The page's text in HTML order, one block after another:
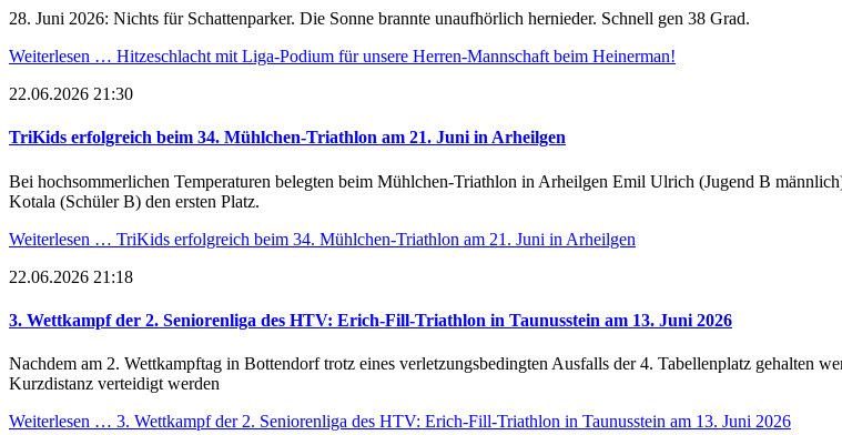
28. Juni 2026: Nichts für Schattenparker. Die Sonne brannte unaufhörlich hernieder. Schnell gen 38 Grad.
Weiterlesen … Hitzeschlacht mit Liga-Podium für unsere Herren-Mannschaft beim Heinerman!
22.06.2026 21:30
TriKids erfolgreich beim 34. Mühlchen-Triathlon am 21. Juni in Arheilgen
Bei hochsommerlichen Temperaturen belegten beim Mühlchen-Triathlon in Arheilgen Emil Ulrich (Jugend B
Kotala (Schüler B) den ersten Platz.
Weiterlesen … TriKids erfolgreich beim 34. Mühlchen-Triathlon am 21. Juni in Arheilgen
22.06.2026 21:18
3. Wettkampf der 2. Seniorenliga des HTV: Erich-Fill-Triathlon in Taunusstein am 13. Juni 2026
Nachdem am 2. Wettkampftag in Bottendorf trotz eines verletzungsbedingten Ausfalls der 4. Tabellenplatz gehalten
Kurzdistanz verteidigt werden
Weiterlesen … 3. Wettkampf der 2. Seniorenliga des HTV: Erich-Fill-Triathlon in Taunusstein am 13. Juni 2026